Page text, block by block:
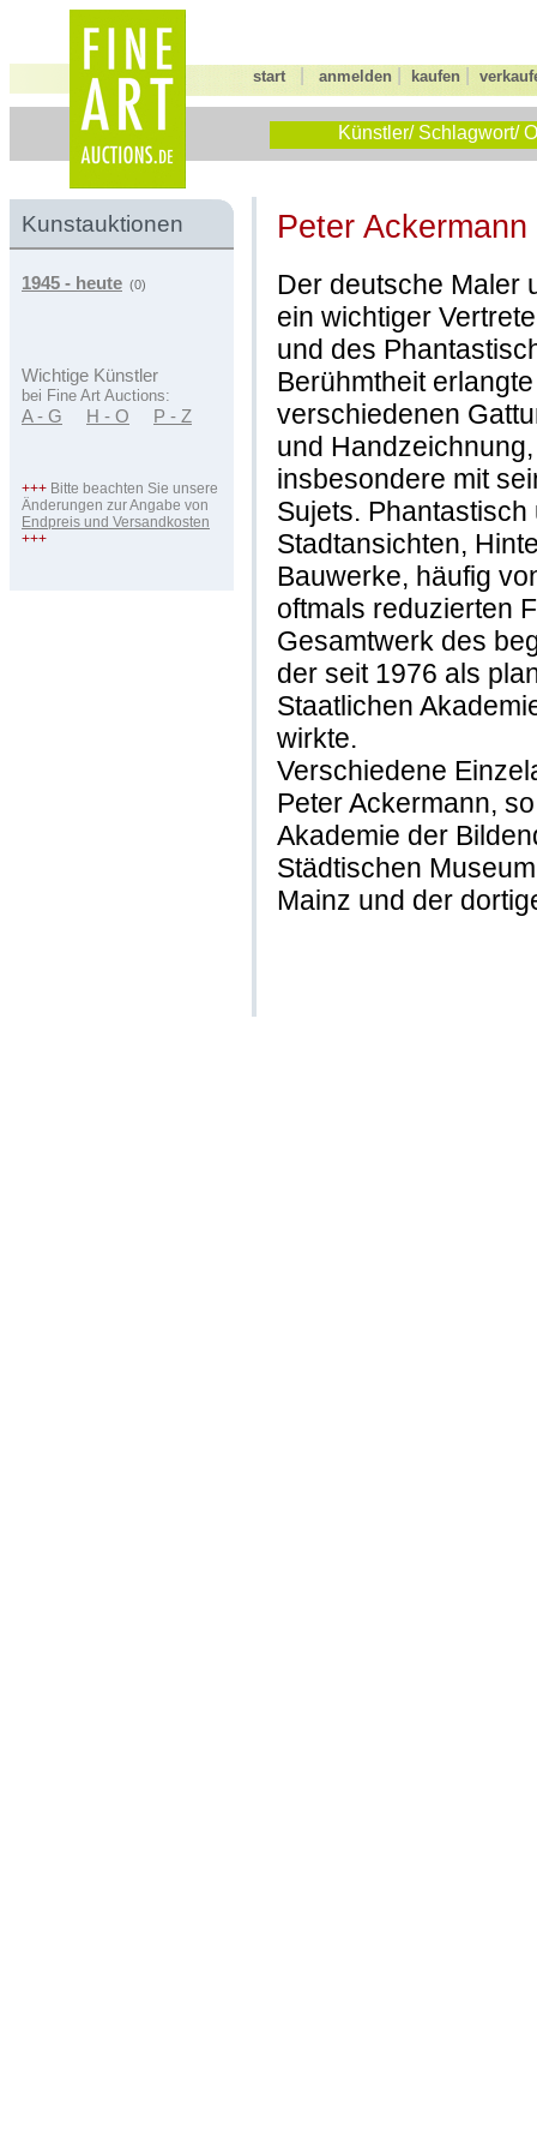
start anmelden kaufen
Künstler/ Schlagwort/
Kunstauktionen
1945 - heute (0)
Wichtige Künstler
bei Fine Art Auctions:
A - G H - O P - Z
+++ Bitte beachten Sie unsere
Änderungen zur Angabe von
Endpreis und Versandkosten
+++
Peter Ackermann
Der deutsche Maler
ein wichtiger
und des
Berühmtheit
verschiedenen
und
insbesondere mit
Sujets.
Stadtansichten,
Bauwerke, häufig
oftmals reduzierten
Gesamtwerk des
der seit 1976 als
Staatlichen
wirkte.
Verschiedene
Peter Ackermann,
Akademie der
Städtischen
Mainz und der